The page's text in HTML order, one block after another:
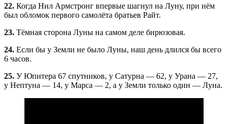
22. Когда Нил Армстронг впервые шагнул на Луну, при нём
был обломок первого самолёта братьев Райт.
23. Тёмная сторона Луны на самом деле бирюзовая.
24. Если бы у Земли не было Луны, наш день длился бы всего
6 часов.
25. У Юпитера 67 спутников, у Сатурна — 62, у Урана — 27,
у Нептуна — 14, у Марса — 2, а у Земли только один — Луна.